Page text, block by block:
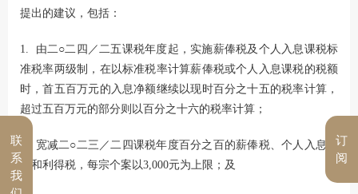
提出的建议，包括：
1. 由二○二四／二五课税年度起，实施薪俸税及个人入息课税标
准税率两级制，在以标准税率计算薪俸税或个人入息课税的税额
时，首五百万元的入息净额继续以现时百分之十五的税率计算，
超过五百万元的部分则以百分之十六的税率计算；
2. 宽减二○二三／二四课税年度百分之百的薪俸税、个人入息课
税和利得税，每宗个案以3,000元为上限；及
订
阅
联
系
我